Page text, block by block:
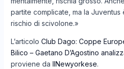
partite complicate, ma la
rischio di scivolone.»
L’articolo Club Dago: Coppe
Bilico – Gaetano D’Agostino
proviene da IlNewyorkese.